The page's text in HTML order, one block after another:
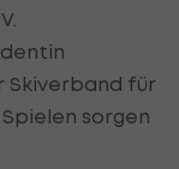
Skiverband für
sorgen